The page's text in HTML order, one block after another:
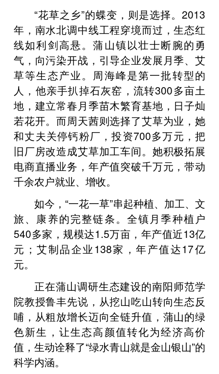
“花草之乡”的蝶变，则是选择。2013
年，南水北调中线工程穿境而过，生态红
线如利剑高悬。蒲山镇以壮士断腕的勇
气，向污染开战，引导企业发展月季、艾
草等生态产业。周海峰是第一批转型的
人，他亲手扒掉石灰窑，流转300多亩土
地，建立常春月季苗木繁育基地，日子灿
若花开。而周天茜则选择了艾草为业，她
和丈夫关停钙粉厂，投资700多万元，把
旧厂房改造成艾草加工车间。她积极拓展
电商直播业务，年产值突破千万元，带动
千余农户就业、增收。
如今，“一花一草”串起种植、加工、文
旅、康养的完整链条。全镇月季种植户
540多家，规模达1.5万亩，年产值近13亿
元；艾制品企业138家，年产值达17亿
元。
正在蒲山调研生态建设的南阳师范学
院教授鲁丰先说，从挖山吃山转向生态反
哺，从粗放增长迈向全链升值，蒲山的绿
色新生，让生态高颜值转化为经济高价
值，生动诠释了“绿水青山就是金山银山”的
科学内涵。